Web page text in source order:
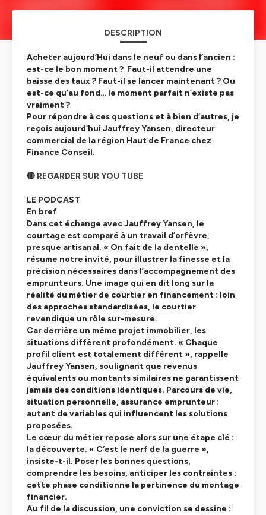
DESCRIPTION
Acheter aujourd’Hui dans le neuf ou dans l’ancien :
est-ce le bon moment ? Faut-il attendre une
baisse des taux ? Faut-il se lancer maintenant ? Ou
est-ce qu’au fond… le moment parfait n’existe pas
vraiment ?
Pour répondre à ces questions et à bien d’autres, je
reçois aujourd’hui Jauffrey Yansen, directeur
commercial de la région Haut de France chez
Finance Conseil.
🔴 REGARDER SUR YOU TUBE
LE PODCAST
En bref
Dans cet échange avec Jauffrey Yansen, le
courtage est comparé à un travail d’orfèvre,
presque artisanal. « On fait de la dentelle »,
résume notre invité, pour illustrer la finesse et la
précision nécessaires dans l’accompagnement des
emprunteurs. Une image qui en dit long sur la
réalité du métier de courtier en financement : loin
des approches standardisées, le courtier
revendique un rôle sur-mesure.
Car derrière un même projet immobilier, les
situations diffèrent profondément. « Chaque
profil client est totalement différent », rappelle
Jauffrey Yansen, soulignant que revenus
équivalents ou montants similaires ne garantissent
jamais des conditions identiques. Parcours de vie,
situation personnelle, assurance emprunteur :
autant de variables qui influencent les solutions
proposées.
Le cœur du métier repose alors sur une étape clé :
la découverte. « C’est le nerf de la guerre »,
insiste-t-il. Poser les bonnes questions,
comprendre les besoins, anticiper les contraintes :
cette phase conditionne la pertinence du montage
financier.
Au fil de la discussion, une conviction se dessine :